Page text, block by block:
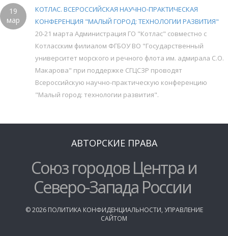
19
мар
КОТЛАС. ВСЕРОССИЙСКАЯ НАУЧНО-ПРАКТИЧЕСКАЯ
КОНФЕРЕНЦИЯ "МАЛЫЙ ГОРОД: ТЕХНОЛОГИИ РАЗВИТИЯ"
20-21 марта Администрация ГО "Котлас" совместно с
Котласским филиалом ФГБОУ ВО "Государственный
университет морского и речного флота им. адмирала С.О.
Макарова" при поддержке СГЦСЗР проводят
Всероссийскую научно-практическую конференцию
"Малый город: технологии развития".
АВТОРСКИЕ ПРАВА
Союз городов Центра и
Северо-Запада России
©2026 ПОЛИТИКА КОНФИДЕНЦИАЛЬНОСТИ, УПРАВЛЕНИЕ
САЙТОМ